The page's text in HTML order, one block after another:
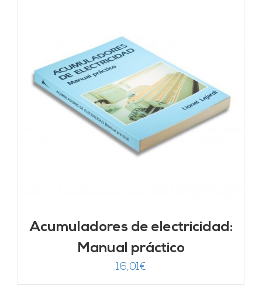
Acumuladores de electricidad:
Manual práctico
16,01€